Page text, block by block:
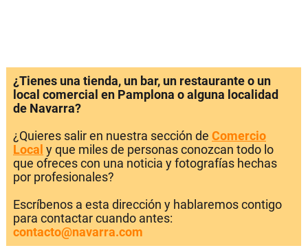
¿Tienes una tienda, un bar, un restaurante o un
local comercial en Pamplona o alguna localidad
de Navarra?
¿Quieres salir en nuestra sección de Comercio
Local y que miles de personas conozcan todo lo
que ofreces con una noticia y fotografías hechas
por profesionales?
Escríbenos a esta dirección y hablaremos contigo
para contactar cuando antes:
contacto@navarra.com